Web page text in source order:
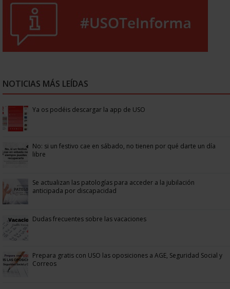
NOTICIAS MÁS LEÍDAS
Ya os podéis descargar la app de USO
No: si un festivo cae en sábado, no tienen por qué darte un día
libre
Se actualizan las patologías para acceder a la jubilación
anticipada por discapacidad
Dudas frecuentes sobre las vacaciones
Prepara gratis con USO las oposiciones a AGE, Seguridad Social y
Correos